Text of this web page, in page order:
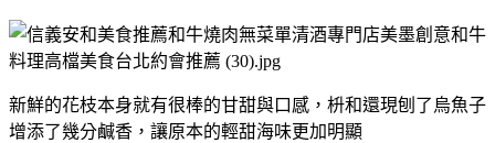
新鮮的花枝本身就有很棒的甘甜與口感，枡和還現刨了烏魚子
增添了幾分鹹香，讓原本的輕甜海味更加明顯